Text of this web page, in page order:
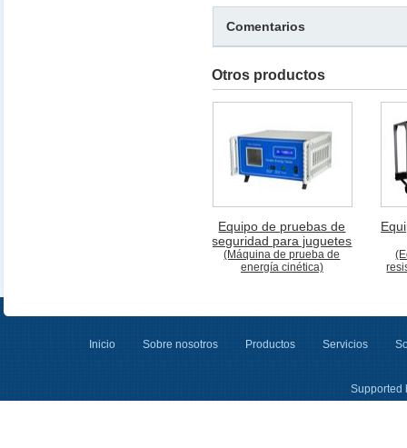
Comentarios
Otros productos
Equipo de pruebas de
seguridad para juguetes
(Máquina de prueba de
energía cinética)
Inicio Sobre nosotros Productos Servicios
Supported